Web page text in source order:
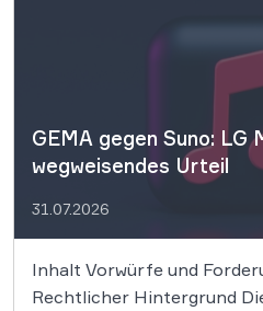
GEMA gegen Suno: LG
wegweisendes Urteil
31.07.2026
Inhalt Vorwürfe und
Rechtlicher Hintergrund